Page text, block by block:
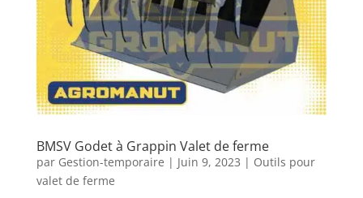
BMSV Godet à Grappin Valet de ferme
par Gestion-temporaire | Juin 9, 2023 | Outils pour
valet de ferme